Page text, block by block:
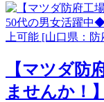
【マツダ防
ませんか！